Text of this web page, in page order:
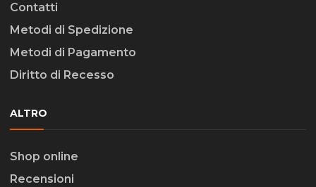
Contatti
Metodi di Spedizione
Metodi di Pagamento
Diritto di Recesso
ALTRO
Shop online
Recensioni